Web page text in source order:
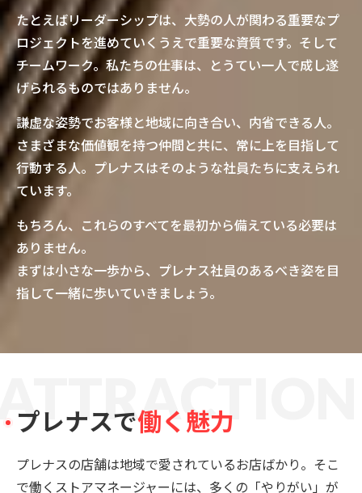
たとえばリーダーシップは、大勢の人が関わる重要なプ
ロジェクトを進めていくうえで重要な資質です。そして
チームワーク。私たちの仕事は、とうてい一人で成し遂
げられるものではありません。
謙虚な姿勢でお客様と地域に向き合い、内省できる人。
さまざまな価値観を持つ仲間と共に、常に上を目指して
行動する人。プレナスはそのような社員たちに支えられ
ています。
もちろん、これらのすべてを最初から備えている必要は
ありません。
まずは小さな一歩から、プレナス社員のあるべき姿を目
指して一緒に歩いていきましょう。
TTRACT
プレナスで働く魅力
プレナスの店舗は地域で愛されているお店ばかり。そこ
で働くストアマネージャーには、多くの「やりがい」が